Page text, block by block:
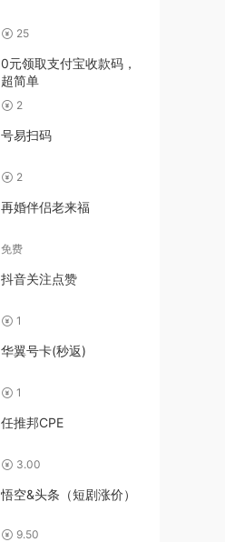
25
0元领取支付宝收款码，
超简单
2
号易扫码
2
再婚伴侣老来福
免费
抖音关注点赞
1
华翼号卡(秒返)
1
任推邦CPE
3.00
悟空&头条（短剧涨价）
9.50